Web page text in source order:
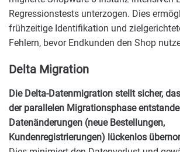
Regressionstests unterzogen. Dies
frühzeitige Identifikation und
Fehlern, bevor Endkunden den Shop
Delta Migration
Die Delta-Datenmigration stellt sicher,
der parallelen Migrationsphase
Datenänderungen (neue Bestellungen,
Kundenregistrierungen) lückenlos